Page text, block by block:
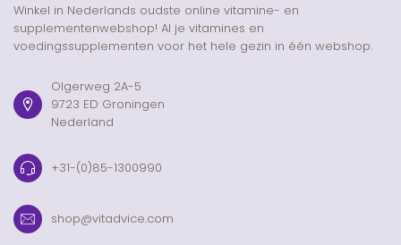
Winkel in Nederlands oudste online vitamine- en
supplementenwebshop! Al je vitamines en
voedingssupplementen voor het hele gezin in één webshop.
Olgerweg 2A-5
9723 ED Groningen
Nederland
+31-(0)85-1300990
shop@vitadvice.com